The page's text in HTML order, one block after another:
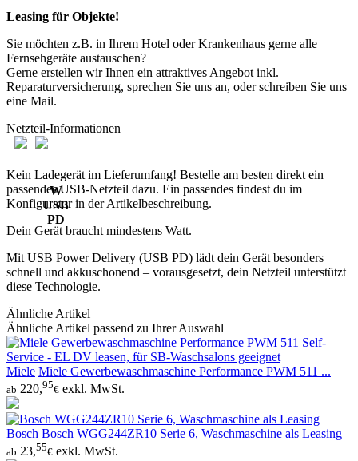
Leasing für Objekte!
Sie möchten z.B. in Ihrem Hotel oder Krankenhaus gerne alle
Fernsehgeräte austauschen?
Gerne erstellen wir Ihnen ein attraktives Angebot inkl.
Reparaturversicherung, sprechen Sie uns an, oder schreiben Sie uns
eine Mail.
Netzteil-Informationen
W
USB
PD
Kein Ladegerät im Lieferumfang! Bestelle am besten direkt ein
passendes USB-Netzteil dazu. Ein passendes findest du im
Konfigurator in der Artikelbeschreibung.
Dein Gerät braucht mindestens Watt.
Mit USB Power Delivery (USB PD) lädt dein Gerät besonders
schnell und akkuschonend – vorausgesetzt, dein Netzteil unterstützt
diese Technologie.
Ähnliche Artikel
Ähnliche Artikel passend zu Ihrer Auswahl
Miele Miele Gewerbewaschmaschine Performance PWM 511 ...
ab 220,95€ exkl. MwSt.
Bosch Bosch WGG244ZR10 Serie 6, Waschmaschine als Leasing
ab 23,55€ exkl. MwSt.